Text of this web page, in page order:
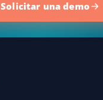
Solicitar una demo